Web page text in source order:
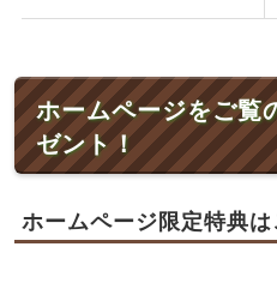
ホームページをご覧
ゼント！
ホームページ限定特典は